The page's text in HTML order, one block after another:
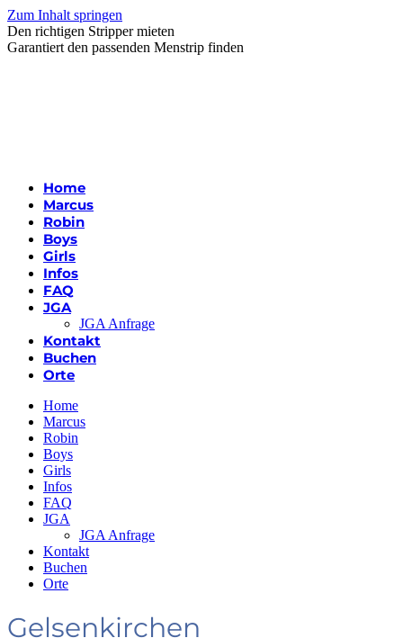
Zum Inhalt springen
Den richtigen Stripper mieten
Garantiert den passenden Menstrip finden
Home
Marcus
Robin
Boys
Girls
Infos
FAQ
JGA
JGA Anfrage
Kontakt
Buchen
Orte
Home
Marcus
Robin
Boys
Girls
Infos
FAQ
JGA
JGA Anfrage
Kontakt
Buchen
Orte
Gelsenkirchen